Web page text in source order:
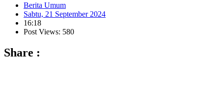
Berita Umum
Sabtu, 21 September 2024
16:18
Post Views: 580
Share :